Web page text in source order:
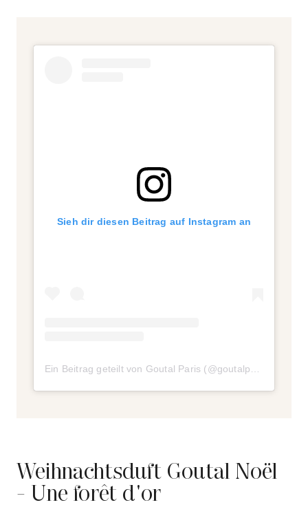
Sieh dir diesen Beitrag auf Instagram an
Weihnachtsduft Goutal Noël
- Une forêt d'or